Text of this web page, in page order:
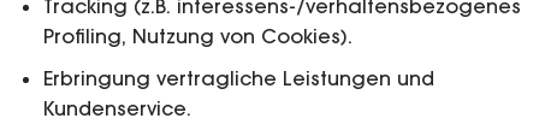
Tracking (z.B. interessens-/verhaltensbezogenes
Profiling, Nutzung von Cookies).
Erbringung vertragliche Leistungen und
Kundenservice.